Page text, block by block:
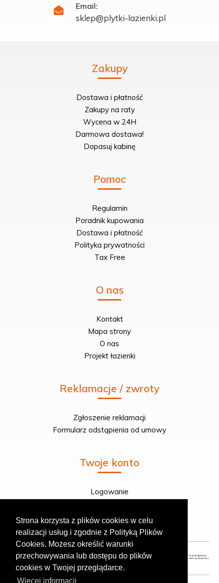
Strona korzysta z plików cookies w celu
realizacji usług i zgodnie z Polityką Plików
Cookies. Możesz określić warunki
przechowywania lub dostępu do plików
cookies w Twojej przeglądarce.
Więcej informacji
Email:
sklep@plytki-lazienki.pl
Zakupy
Dostawa i płatność
Zakupy na raty
Wycena w 24H
Darmowa dostawa!
Dopasuj kabinę
Pomoc
Regulamin
Poradnik kupowania
Dostawa i płatność
Polityka prywatności
Tax Free
O nas
Kontakt
Mapa strony
O nas
Projekt łazienki
Reklamacje / zwroty
Zgłoszenie reklamacji
Formularz odstąpienia od umowy
Twoje konto
Logowanie
Twoje zamówienie